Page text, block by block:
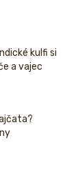
kulfi si
a vajec